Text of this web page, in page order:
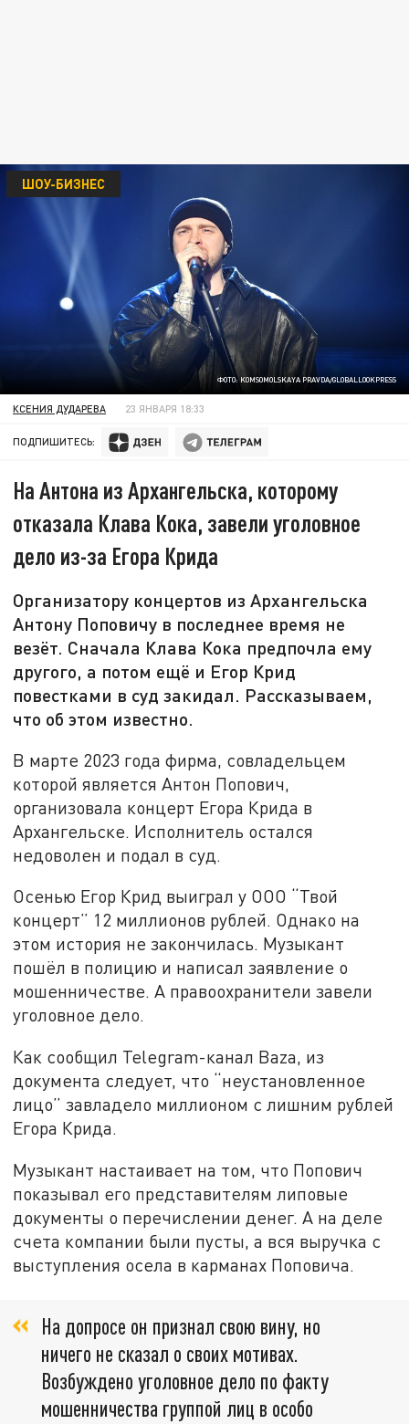
ФОТО: KOMSOMOLSKAYA PRAVDA/GLOBALLOOKPRESS
ШОУ-БИЗНЕС
КСЕНИЯ ДУДАРЕВА 23 ЯНВАРЯ 18:33
ПОДПИШИТЕСЬ:
На Антона из Архангельска, которому
отказала Клава Кока, завели уголовное
дело из-за Егора Крида
Организатору концертов из Архангельска
Антону Поповичу в последнее время не
везёт. Сначала Клава Кока предпочла ему
другого, а потом ещё и Егор Крид
повестками в суд закидал. Рассказываем,
что об этом известно.
В марте 2023 года фирма, совладельцем
которой является Антон Попович,
организовала концерт Егора Крида в
Архангельске. Исполнитель остался
недоволен и подал в суд.
Осенью Егор Крид выиграл у ООО “Твой
концерт” 12 миллионов рублей. Однако на
этом история не закончилась. Музыкант
пошёл в полицию и написал заявление о
мошенничестве. А правоохранители завели
уголовное дело.
Как сообщил Telegram-канал Baza, из
документа следует, что “неустановленное
лицо” завладело миллионом с лишним рублей
Егора Крида.
Музыкант настаивает на том, что Попович
показывал его представителям липовые
документы о перечислении денег. А на деле
счета компании были пусты, а вся выручка с
выступления осела в карманах Поповича.
На допросе он признал свою вину, но
ничего не сказал о своих мотивах.
Возбуждено уголовное дело по факту
мошенничества группой лиц в особо